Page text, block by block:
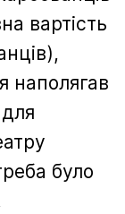
вартість
наполягав
було